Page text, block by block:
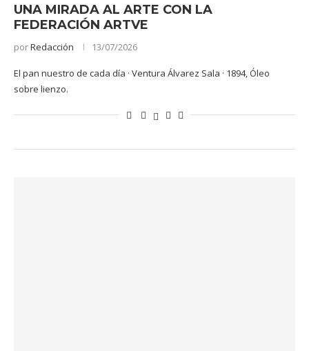
UNA MIRADA AL ARTE CON LA
FEDERACIÓN ARTVE
porRedacción 13/07/2026
El pan nuestro de cada día · Ventura Álvarez Sala · 1894, Óleo
sobre lienzo.